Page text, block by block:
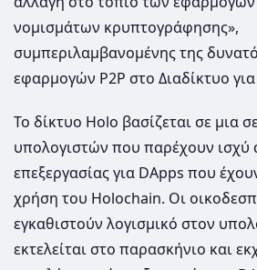
νομισμάτων κρυπτογράφησης»,
συμπεριλαμβανομένης της
εφαρμογών P2P στο Διαδίκτυο
Το δίκτυο Holo βασίζεται σε μια
υπολογιστών που παρέχουν ισχύ
επεξεργασίας για DApps που
χρήση του Holochain. Οι
εγκαθιστούν λογισμικό στον
εκτελείται στο παρασκήνιο και